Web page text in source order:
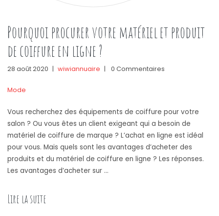
Pourquoi procurer votre matériel et produit
de coiffure en ligne ?
28 août 2020 | wiwiannuaire | 0 Commentaires
Mode
Vous recherchez des équipements de coiffure pour votre
salon ? Ou vous êtes un client exigeant qui a besoin de
matériel de coiffure de marque ? L’achat en ligne est idéal
pour vous. Mais quels sont les avantages d’acheter des
produits et du matériel de coiffure en ligne ? Les réponses.
Les avantages d’acheter sur …
Lire la suite